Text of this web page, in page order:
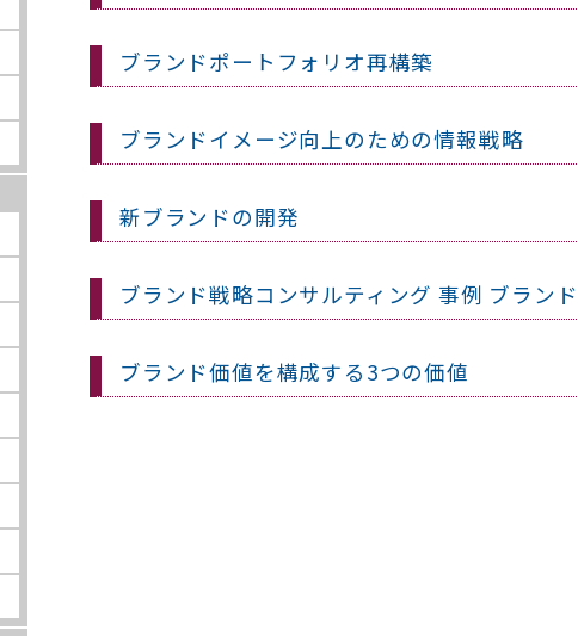
ブランドポートフォリオ再構築
ブランドイメージ向上のための情報戦略
新ブランドの開発
ブランド戦略コンサルティング 事例 ブラン
ブランド価値を構成する3つの価値